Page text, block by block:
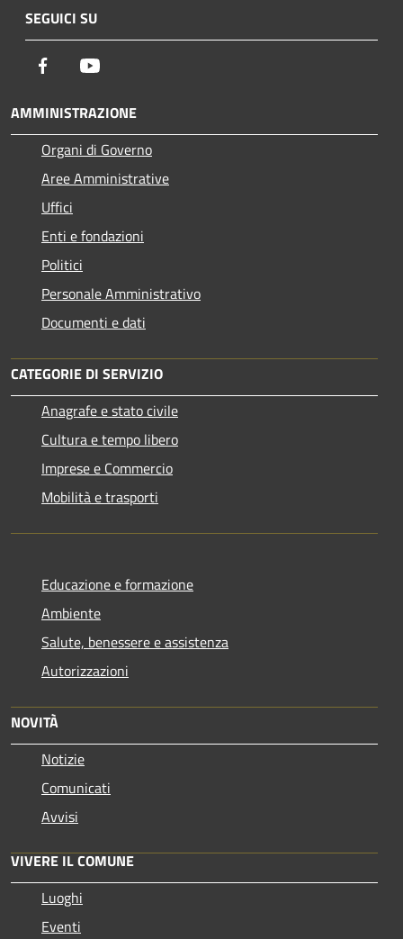
SEGUICI SU
Facebook
AMMINISTRAZIONE
Organi di Governo
Aree Amministrative
Uffici
Enti e fondazioni
Politici
Personale Amministrativo
Documenti e dati
CATEGORIE DI SERVIZIO
Anagrafe e stato civile
Cultura e tempo libero
Imprese e Commercio
Mobilità e trasporti
Educazione e formazione
Ambiente
Salute, benessere e assistenza
Autorizzazioni
NOVITÀ
Notizie
Comunicati
Avvisi
VIVERE IL COMUNE
Luoghi
Eventi